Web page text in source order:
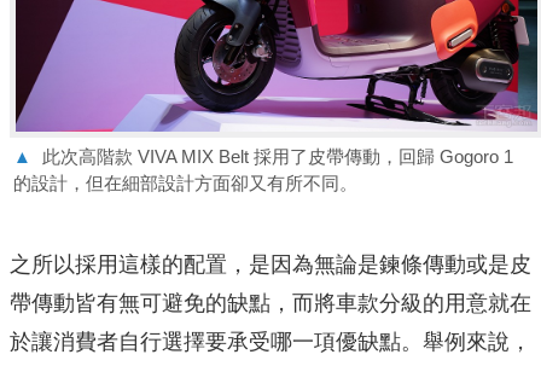
▲
此次高階款 VIVA MIX Belt 採用了皮帶傳動，回歸 Gogoro 1
的設計，但在細部設計方面卻又有所不同。
之所以採用這樣的配置，是因為無論是鍊條傳動或是皮
帶傳動皆有無可避免的缺點，而將車款分級的用意就在
於讓消費者自行選擇要承受哪一項優缺點。舉例來說，